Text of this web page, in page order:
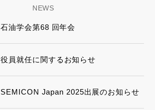
NEWS
石油学会第68 回年会
役員就任に関するお知らせ
SEMICON Japan 2025出展のお知らせ